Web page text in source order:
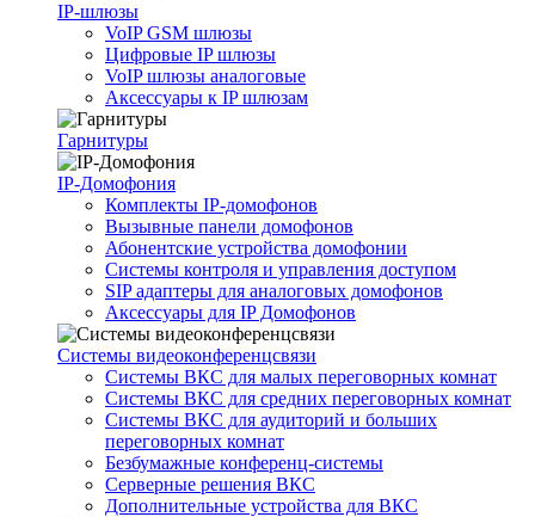
IP-шлюзы
VoIP GSM шлюзы
Цифровые IP шлюзы
VoIP шлюзы аналоговые
Аксессуары к IP шлюзам
Гарнитуры
IP-Домофония
Комплекты IP-домофонов
Вызывные панели домофонов
Абонентские устройства домофонии
Системы контроля и управления доступом
SIP адаптеры для аналоговых домофонов
Аксессуары для IP Домофонов
Системы видеоконференцсвязи
Системы ВКС для малых переговорных комнат
Системы ВКС для средних переговорных комнат
Системы ВКС для аудиторий и больших
переговорных комнат
Безбумажные конференц-системы
Серверные решения ВКС
Дополнительные устройства для ВКС